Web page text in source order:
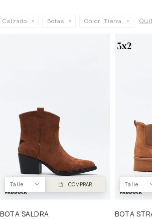
Calzado Botas Color: Tierra
Talle COMPRAR
BOTA SALDRA
Talle
BOTA